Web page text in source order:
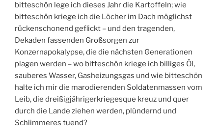
bitteschön lege ich dieses Jahr die Kartoffeln; wie
bitteschön kriege ich die Löcher im Dach möglichst
rückenschonend geflickt – und den tragenden,
Dekaden fassenden Großsorgen zur
Konzernapokalypse, die die nächsten Generationen
plagen werden – wo bitteschön kriege ich billiges Öl,
sauberes Wasser, Gasheizungsgas und wie bitteschön
halte ich mir die marodierenden Soldatenmassen vom
Leib, die dreißigjährigerkriegesque kreuz und quer
durch die Lande ziehen werden, plündernd und
Schlimmeres tuend?